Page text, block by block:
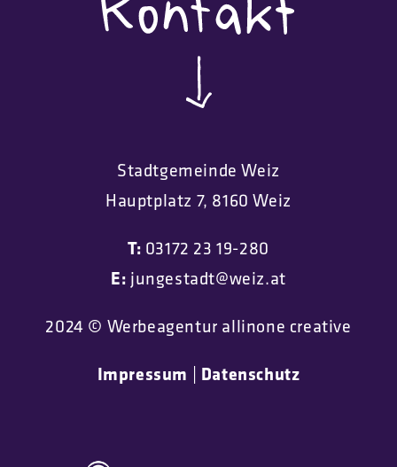
Stadtgemeinde Weiz
Hauptplatz 7, 8160 Weiz
T: 03172 23 19-280
E: jungestadt@weiz.at
2024 © Werbeagentur allinone creative
Impressum | Datenschutz